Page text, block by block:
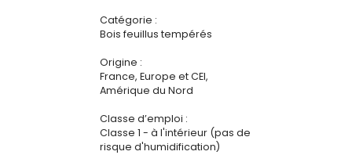
Catégorie :
Bois feuillus tempérés
Origine :
France, Europe et CEI,
Amérique du Nord
Classe d’emploi :
Classe 1 - à l'intérieur (pas de
risque d'humidification)